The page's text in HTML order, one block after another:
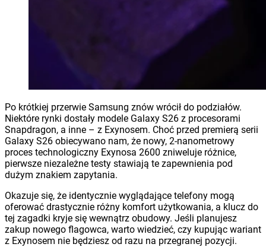
Po krótkiej przerwie Samsung znów wrócił do podziałów.
Niektóre rynki dostały modele Galaxy S26 z procesorami
Snapdragon, a inne – z Exynosem. Choć przed premierą serii
Galaxy S26 obiecywano nam, że nowy, 2-nanometrowy
proces technologiczny Exynosa 2600 zniweluje różnice,
pierwsze niezależne testy stawiają te zapewnienia pod
dużym znakiem zapytania.
Okazuje się, że identycznie wyglądające telefony mogą
oferować drastycznie różny komfort użytkowania, a klucz do
tej zagadki kryje się wewnątrz obudowy. Jeśli planujesz
zakup nowego flagowca, warto wiedzieć, czy kupując wariant
z Exynosem nie będziesz od razu na przegranej pozycji.